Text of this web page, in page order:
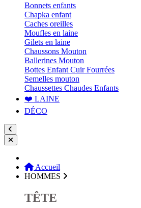
Bonnets enfants
Chapka enfant
Caches oreilles
Moufles en laine
Gilets en laine
Chaussons Mouton
Ballerines Mouton
Bottes Enfant Cuir Fourrées
Semelles mouton
Chaussettes Chaudes Enfants
❤️ LAINE
DÉCO
Accueil
HOMMES
TÊTE